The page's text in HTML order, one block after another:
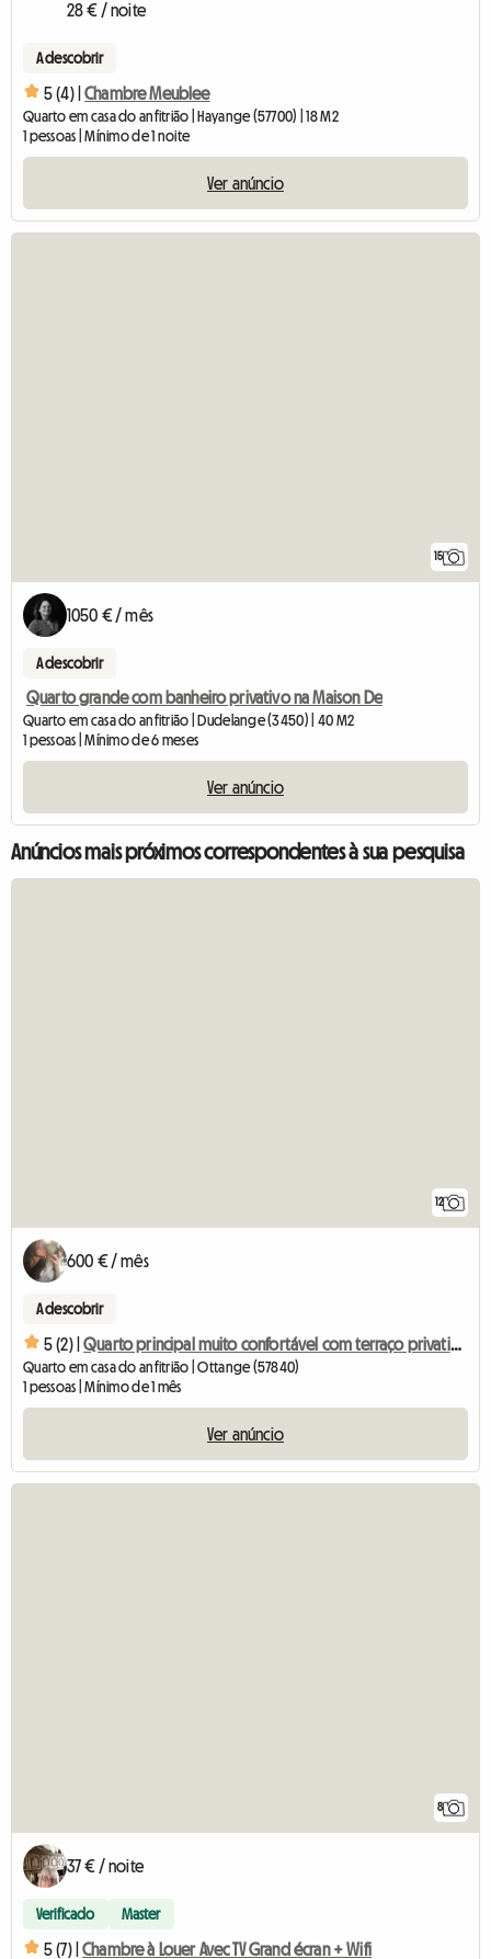
28 € / noite
A descobrir
5 (4) | Chambre Meublee
Quarto em casa do anfitrião | Hayange (57700) | 18 M2
1 pessoas | Mínimo de 1 noite
Ver anúncio
15
1050 € / mês
A descobrir
Quarto grande com banheiro privativo na Maison De
Quarto em casa do anfitrião | Dudelange (3450) | 40 M2
1 pessoas | Mínimo de 6 meses
Ver anúncio
Anúncios mais próximos correspondentes à sua pesquisa
12
600 € / mês
A descobrir
5 (2) | Quarto principal muito confortável com terraço privativo - Pa
Quarto em casa do anfitrião | Ottange (57840)
1 pessoas | Mínimo de 1 mês
Ver anúncio
8
37 € / noite
Verificado Master
5 (7) | Chambre à Louer Avec TV Grand écran + Wifi